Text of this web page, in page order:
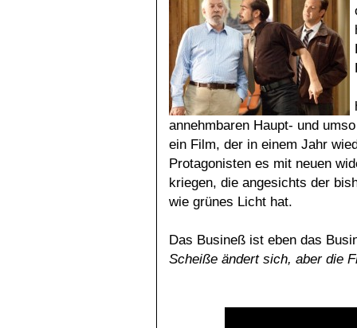
annehmbaren Haupt- und
ein Film, der in einem Jahr
Protagonisten es mit neuen
kriegen, die angesichts der
wie grünes Licht hat.
Das Busineß ist eben das
Scheiße ändert sich, aber die